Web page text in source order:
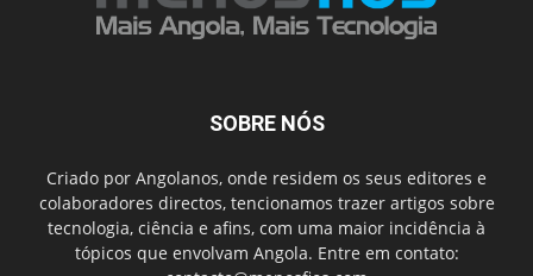
SOBRE NÓS
Criado por Angolanos, onde residem os seus editores e
colaboradores directos, tencionamos trazer artigos sobre
tecnologia, ciência e afins, com uma maior incidência à
tópicos que envolvam Angola. Entre em contato: